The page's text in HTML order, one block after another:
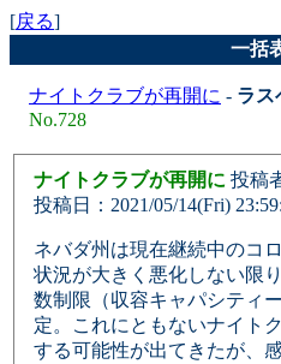
[戻る]
一括
ナイトクラブが再開に - ラス
No.728
ナイトクラブが再開に 投稿
投稿日：2021/05/14(Fri)
ネバダ州は現在継続中のコ
状況が大きく悪化しない限
数制限（収容キャパシティ
定。これにともないナイト
する可能性が出てきたが、